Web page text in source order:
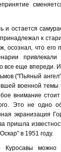
и остается
к
осознал, что
привлекали
еще впереди.
("Пьяный
военной
внимание
Это не одно
экранизация
пришла
в 1951 году.
Куросавы